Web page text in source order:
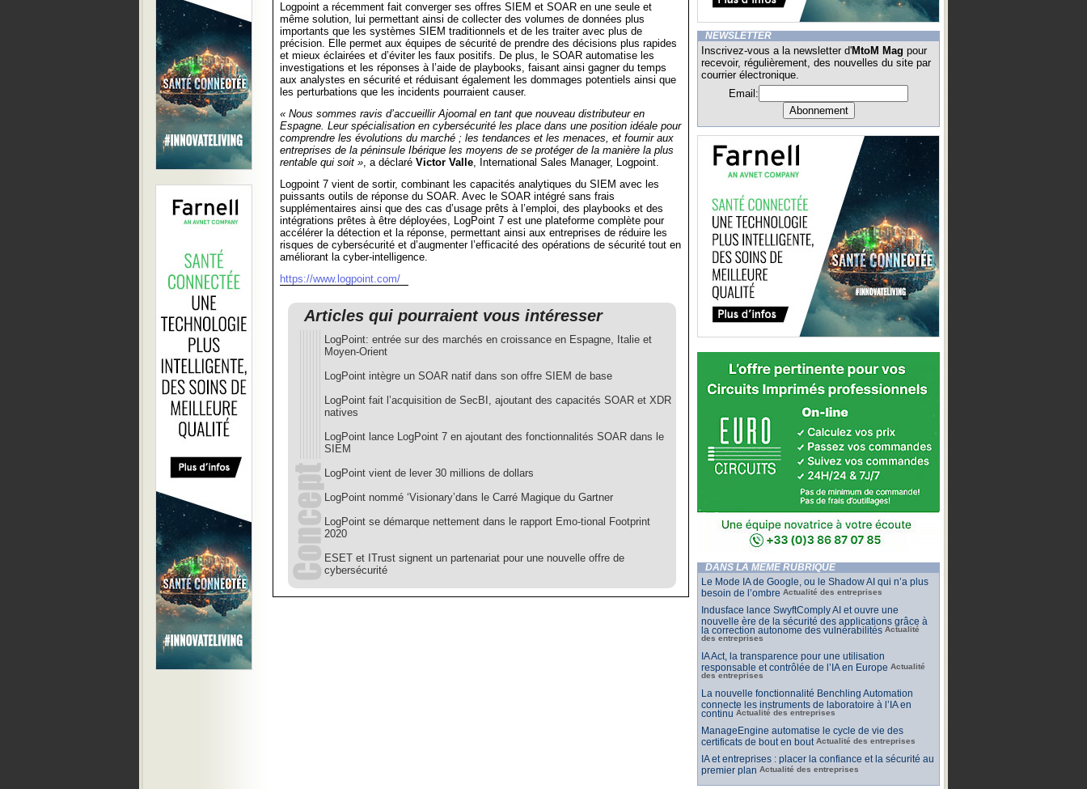
Logpoint a récemment fait converger ses offres SIEM et SOAR en une seule et
même solution, lui permettant ainsi de collecter des volumes de données plus
importants que les systèmes SIEM traditionnels et de les traiter avec plus de
précision. Elle permet aux équipes de sécurité de prendre des décisions plus rapides
et mieux éclairées et d’éviter les faux positifs. De plus, le SOAR automatise les
investigations et les réponses à l’aide de playbooks, faisant ainsi gagner du temps
aux analystes en sécurité et réduisant également les dommages potentiels ainsi que
les perturbations que les incidents pourraient causer.
« Nous sommes ravis d’accueillir Ajoomal en tant que nouveau distributeur en
Espagne. Leur spécialisation en cybersécurité les place dans une position idéale pour
comprendre les évolutions du marché ; les tendances et les menaces, et fournir aux
entreprises de la péninsule Ibérique les moyens de se protéger de la manière la plus
rentable qui soit », a déclaré Victor Valle, International Sales Manager, Logpoint.
Logpoint 7 vient de sortir, combinant les capacités analytiques du SIEM avec les
puissants outils de réponse du SOAR. Avec le SOAR intégré sans frais
supplémentaires ainsi que des cas d’usage prêts à l’emploi, des playbooks et des
intégrations prêtes à être déployées, LogPoint 7 est une plateforme complète pour
accélérer la détection et la réponse, permettant ainsi aux entreprises de réduire les
risques de cybersécurité et d’augmenter l’efficacité des opérations de sécurité tout en
améliorant la cyber-intelligence.
https://www.logpoint.com/
Articles qui pourraient vous intéresser
LogPoint: entrée sur des marchés en croissance en Espagne, Italie et
Moyen-Orient
LogPoint intègre un SOAR natif dans son offre SIEM de base
LogPoint fait l’acquisition de SecBI, ajoutant des capacités SOAR et XDR
natives
LogPoint lance LogPoint 7 en ajoutant des fonctionnalités SOAR dans le
SIEM
LogPoint vient de lever 30 millions de dollars
LogPoint nommé ‘Visionary’dans le Carré Magique du Gartner
LogPoint se démarque nettement dans le rapport Emo-tional Footprint
2020
ESET et ITrust signent un partenariat pour une nouvelle offre de
cybersécurité
NEWSLETTER
Inscrivez-vous a la newsletter d'MtoM Mag pour
recevoir, régulièrement, des nouvelles du site par
courrier électronique.
Email:
DANS LA MÊME RUBRIQUE
Le Mode IA de Google, ou le Shadow AI qui n’a plus
besoin de l’ombre Actualité des entreprises
Indusface lance SwyftComply AI et ouvre une
nouvelle ère de la sécurité des applications grâce à
la correction autonome des vulnérabilités Actualité
des entreprises
IA Act, la transparence pour une utilisation
responsable et contrôlée de l’IA en Europe Actualité
des entreprises
La nouvelle fonctionnalité Benchling Automation
connecte les instruments de laboratoire à l’IA en
continu Actualité des entreprises
ManageEngine automatise le cycle de vie des
certificats de bout en bout Actualité des entreprises
IA et entreprises : placer la confiance et la sécurité au
premier plan Actualité des entreprises